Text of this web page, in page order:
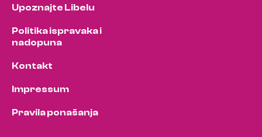
Upoznajte Libelu
Politika ispravaka i
nadopuna
Kontakt
Impressum
Pravila ponašanja